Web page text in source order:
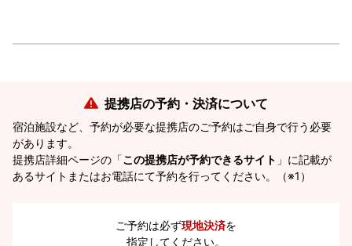
提携店の予約・決済について
宿泊施設など、予約が必要な提携店のご予約はご自身で行う必要
があります。
提携店詳細ページの「この提携店が予約できるサイト 」に記載が
あるサイトまたはお電話にて予約を行ってください。（※1）
ご予約は必ず現地決済を
指定してください。